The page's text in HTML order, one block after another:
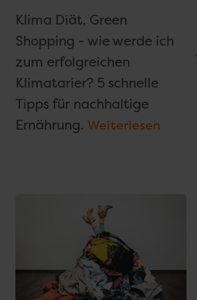
Klima Diät, Green
Shopping - wie werde ich
zum erfolgreichen
Klimatarier? 5 schnelle
Tipps für nachhaltige
Ernährung. Weiterlesen